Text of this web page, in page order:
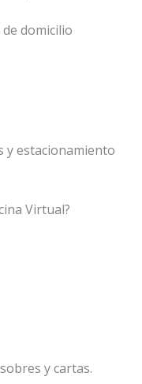
domicilio
y estacionamiento
Virtual?
y cartas.